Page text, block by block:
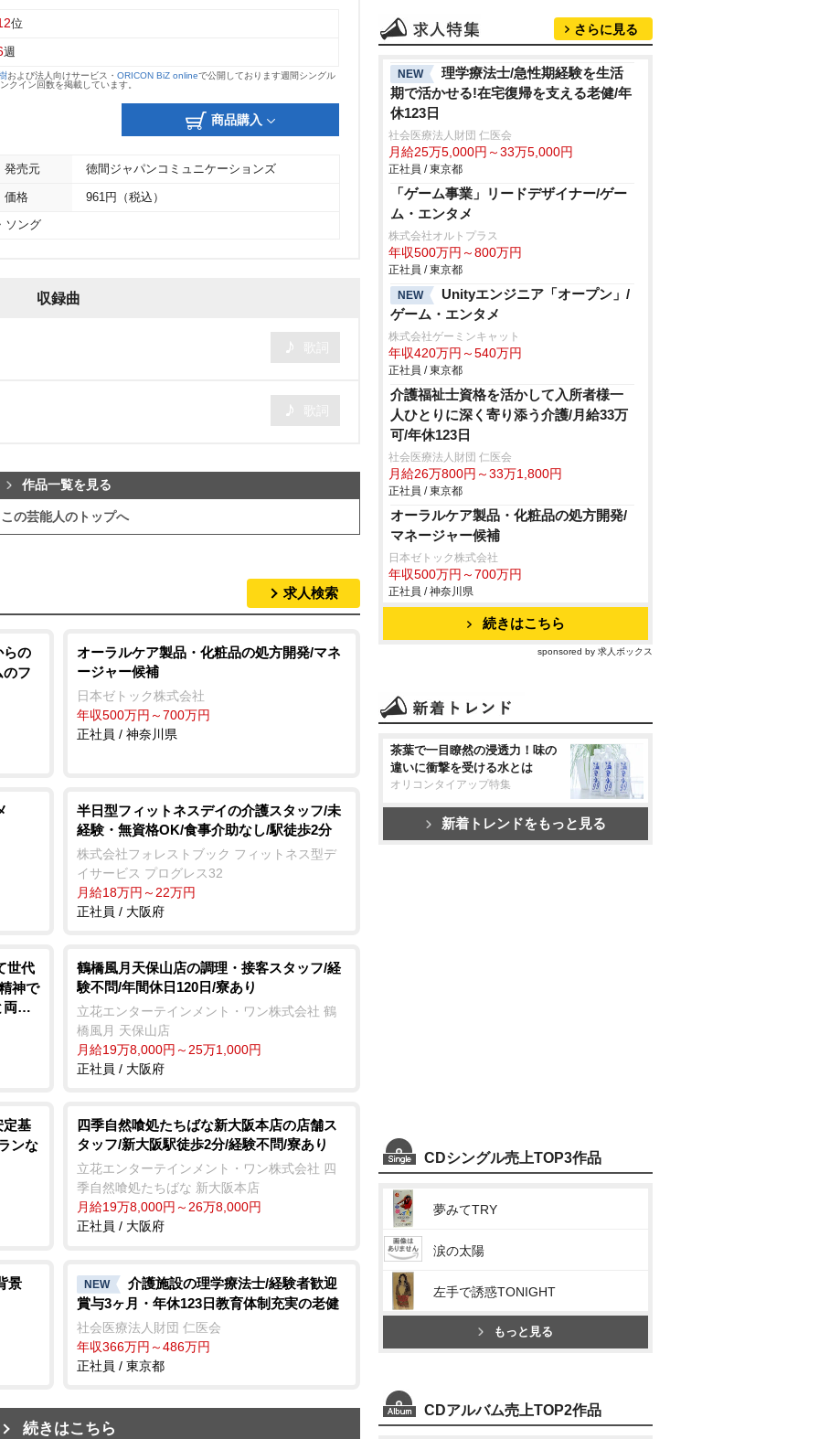
位
週
および法人向けサービス・ ORICON BiZ onlineで公開しております週間シングル
クイン回数を掲載しています。
商品購入
発売元 徳間ジャパンコミュニケーションズ
価格 961円（税込）
ソング
収録曲
作品一覧を見る
この芸能人のトップへ
求人検索
らの
フ
オーラルケア製品・化粧品の処方開発/マネ
ージャー候補
日本ゼトック株式会社
年収500万円～700万円
正社員 / 神奈川県
半日型フィットネスデイの介護スタッフ/未
経験・無資格OK/食事介助なし/駅徒歩2分
株式会社フォレストブック フィットネス型デ
イサービス プログレス32
月給18万円～22万円
正社員 / 大阪府
世代
神で
立
鶴橋風月天保山店の調理・接客スタッフ/経
験不問/年間休日120日/寮あり
立花エンターテインメント・ワン株式会社 鶴
橋風月 天保山店
月給19万8,000円～25万1,000円
正社員 / 大阪府
定基
ンな
四季自然喰処たちばな新大阪本店の店舗ス
タッフ/新大阪駅徒歩2分/経験不問/寮あり
立花エンターテインメント・ワン株式会社 四
季自然喰処たちばな 新大阪本店
月給19万8,000円～26万8,000円
正社員 / 大阪府
景 NEW
介護施設の理学療法士/経験者歓迎
賞与3ヶ月・年休123日教育体制充実の老健
社会医療法人財団 仁医会
年収366万円～486万円
正社員 / 東京都
続きはこちら
さらに見る
NEW
理学療法士/急性期経験を生活
期で活かせる!在宅復帰を支える老健/年
休123日
社会医療法人財団 仁医会
月給25万5,000円～33万5,000円
正社員 / 東京都
「ゲーム事業」リードデザイナー/ゲー
ム・エンタメ
株式会社オルトプラス
年収500万円～800万円
正社員 / 東京都
NEW
Unityエンジニア「オープン」/
ゲーム・エンタメ
株式会社ゲーミンキャット
年収420万円～540万円
正社員 / 東京都
介護福祉士資格を活かして入所者様一
人ひとりに深く寄り添う介護/月給33万
可/年休123日
社会医療法人財団 仁医会
月給26万800円～33万1,800円
正社員 / 東京都
オーラルケア製品・化粧品の処方開発/
マネージャー候補
日本ゼトック株式会社
年収500万円～700万円
正社員 / 神奈川県
続きはこちら
sponsored by 求人ボックス
茶葉で一目瞭然の浸透力！味の
違いに衝撃を受ける水とは
オリコンタイアップ特集
新着トレンドをもっと見る
CDシングル売上TOP3作品
夢みてTRY
涙の太陽
左手で誘惑TONIGHT
もっと見る
CDアルバム売上TOP2作品